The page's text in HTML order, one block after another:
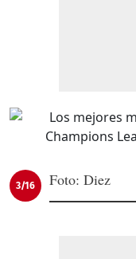
3/16 Foto: Diez